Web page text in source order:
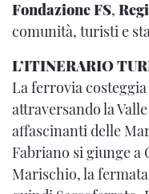
Fondazione FS,
comunità, turisti e
L’ITINERARIO
La ferrovia costeggia
attraversando la
affascinanti delle
Fabriano si giunge a
Marischio, la